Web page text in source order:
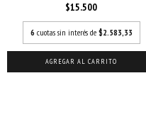
$15.500
6 cuotas sin interés de $2.583,33